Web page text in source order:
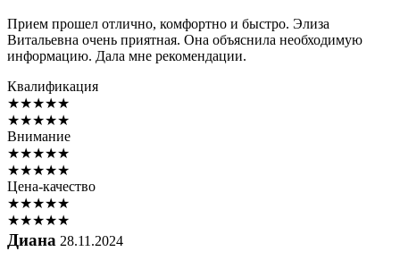
Прием прошел отлично, комфортно и быстро. Элиза
Витальевна очень приятная. Она объяснила необходимую
информацию. Дала мне рекомендации.
Квалификация
★★★★★
★★★★★
Внимание
★★★★★
★★★★★
Цена-качество
★★★★★
★★★★★
Диана 28.11.2024